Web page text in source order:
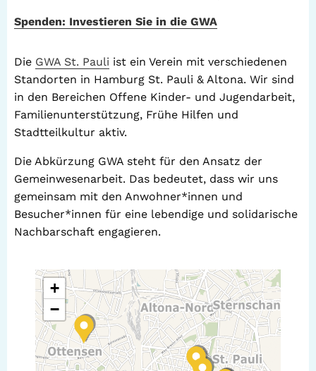
Spenden: Investieren Sie in die GWA
Die GWA St. Pauli ist ein Verein mit verschiedenen
Standorten in Hamburg St. Pauli & Altona. Wir sind
in den Bereichen Offene Kinder- und Jugendarbeit,
Familienunterstützung, Frühe Hilfen und
Stadtteilkultur aktiv.
Die Abkürzung GWA steht für den Ansatz der
Gemeinwesenarbeit. Das bedeutet, dass wir uns
gemeinsam mit den Anwohner*innen und
Besucher*innen für eine lebendige und solidarische
Nachbarschaft engagieren.
+
−